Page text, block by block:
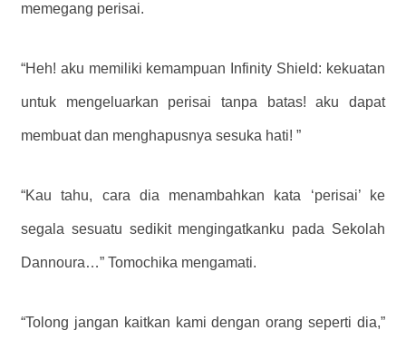
memegang perisai.
“Heh! aku memiliki kemampuan Infinity Shield: kekuatan
untuk mengeluarkan perisai tanpa batas! aku dapat
membuat dan menghapusnya sesuka hati! ”
“Kau tahu, cara dia menambahkan kata ‘perisai’ ke
segala sesuatu sedikit mengingatkanku pada Sekolah
Dannoura…” Tomochika mengamati.
“Tolong jangan kaitkan kami dengan orang seperti dia,”